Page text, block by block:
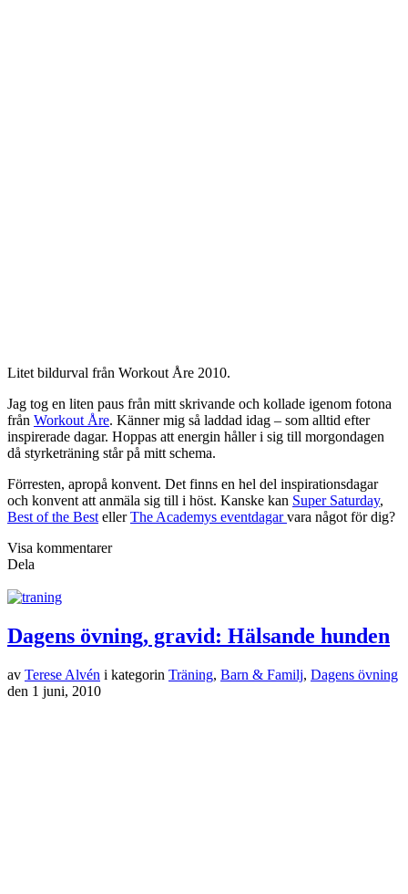
Litet bildurval från Workout Åre 2010.
Jag tog en liten paus från mitt skrivande och kollade igenom fotona
från Workout Åre. Känner mig så laddad idag – som alltid efter
inspirerade dagar. Hoppas att energin håller i sig till morgondagen
då styrketräning står på mitt schema.
Förresten, apropå konvent. Det finns en hel del inspirationsdagar
och konvent att anmäla sig till i höst. Kanske kan Super Saturday,
Best of the Best ellerThe Academys eventdagarvara något för dig?
Visa kommentarer
Dela
Dagens övning, gravid: Hälsande hunden
av Terese Alvén i kategorin Träning, Barn & Familj, Dagens övning
den 1 juni, 2010